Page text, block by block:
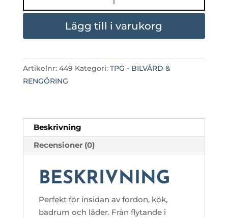
PIUMA
APC
mängd
Lägg till i varukorg
Artikelnr: 449 Kategori: TPG - BILVÅRD &
RENGÖRING
Beskrivning
Recensioner (0)
BESKRIVNING
Perfekt för insidan av fordon, kök,
badrum och läder. Från flytande i